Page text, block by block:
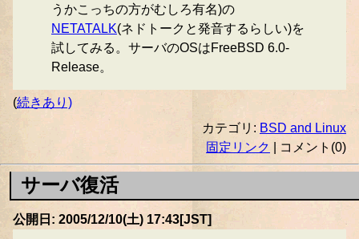
うかこっちの方がむしろ有名)の
NETATALK(ネドトークと発音するらしい)を
試してみる。サーバのOSはFreeBSD 6.0-
Release。
(続きあり)
カテゴリ: BSD and Linux
固定リンク
| コメント(0)
サーバ復活
公開日: 2005/12/10(土) 17:43[JST]